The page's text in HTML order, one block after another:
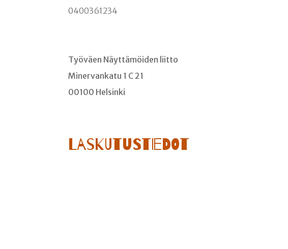
0400361234
Työväen Näyttämöiden liitto
Minervankatu 1 C 21
00100 Helsinki
Laskutustiedot